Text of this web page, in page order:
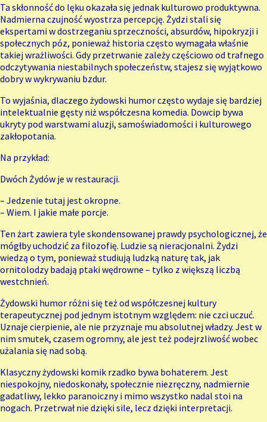
Ta skłonność do lęku okazała się jednak kulturowo produktywna.
Nadmierna czujność wyostrza percepcję. Żydzi stali się
ekspertami w dostrzeganiu sprzeczności, absurdów, hipokryzji i
społecznych póz, ponieważ historia często wymagała właśnie
takiej wrażliwości. Gdy przetrwanie zależy częściowo od trafnego
odczytywania niestabilnych społeczeństw, stajesz się wyjątkowo
dobry w wykrywaniu bzdur.
To wyjaśnia, dlaczego żydowski humor często wydaje się bardziej
intelektualnie gęsty niż współczesna komedia. Dowcip bywa
ukryty pod warstwami aluzji, samoświadomości i kulturowego
zakłopotania.
Na przykład:
Dwóch Żydów je w restauracji.
– Jedzenie tutaj jest okropne.
– Wiem. I jakie małe porcje.
Ten żart zawiera tyle skondensowanej prawdy psychologicznej, że
mógłby uchodzić za filozofię. Ludzie są nieracjonalni. Żydzi
wiedzą o tym, ponieważ studiują ludzką naturę tak, jak
ornitolodzy badają ptaki wędrowne – tylko z większą liczbą
westchnień.
Żydowski humor różni się też od współczesnej kultury
terapeutycznej pod jednym istotnym względem: nie czci uczuć.
Uznaje cierpienie, ale nie przyznaje mu absolutnej władzy. Jest w
nim smutek, czasem ogromny, ale jest też podejrzliwość wobec
użalania się nad sobą.
Klasyczny żydowski komik rzadko bywa bohaterem. Jest
niespokojny, niedoskonały, społecznie niezręczny, nadmiernie
gadatliwy, lekko paranoiczny i mimo wszystko nadal stoi na
nogach. Przetrwał nie dzięki sile, lecz dzięki interpretacji.